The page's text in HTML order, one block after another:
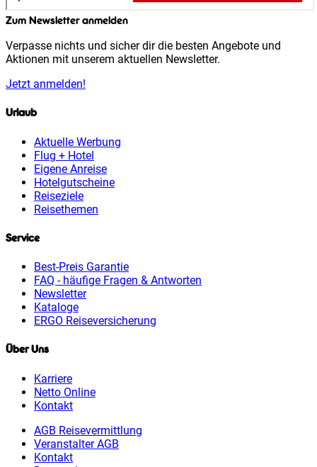
Zum Newsletter anmelden
Verpasse nichts und sicher dir die besten Angebote und
Aktionen mit unserem aktuellen Newsletter.
Jetzt anmelden!
Urlaub
Aktuelle Werbung
Flug + Hotel
Eigene Anreise
Hotelgutscheine
Reiseziele
Reisethemen
Service
Best-Preis Garantie
FAQ - häufige Fragen & Antworten
Newsletter
Kataloge
ERGO Reiseversicherung
Über Uns
Karriere
Netto Online
Kontakt
AGB Reisevermittlung
Veranstalter AGB
Kontakt